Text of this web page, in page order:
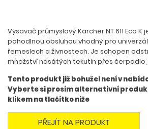
Vysavač průmyslový Kärcher NT 611 Eco
pohodlnou obsluhou vhodný pro
řemeslech a živnostech. Je schopen
množství nasátých tekutin přes
Tento produkt již bohužel není v
Vyberte si prosím alternativní
klikem na tlačítko níže
PŘEJÍT NA PRODUKT